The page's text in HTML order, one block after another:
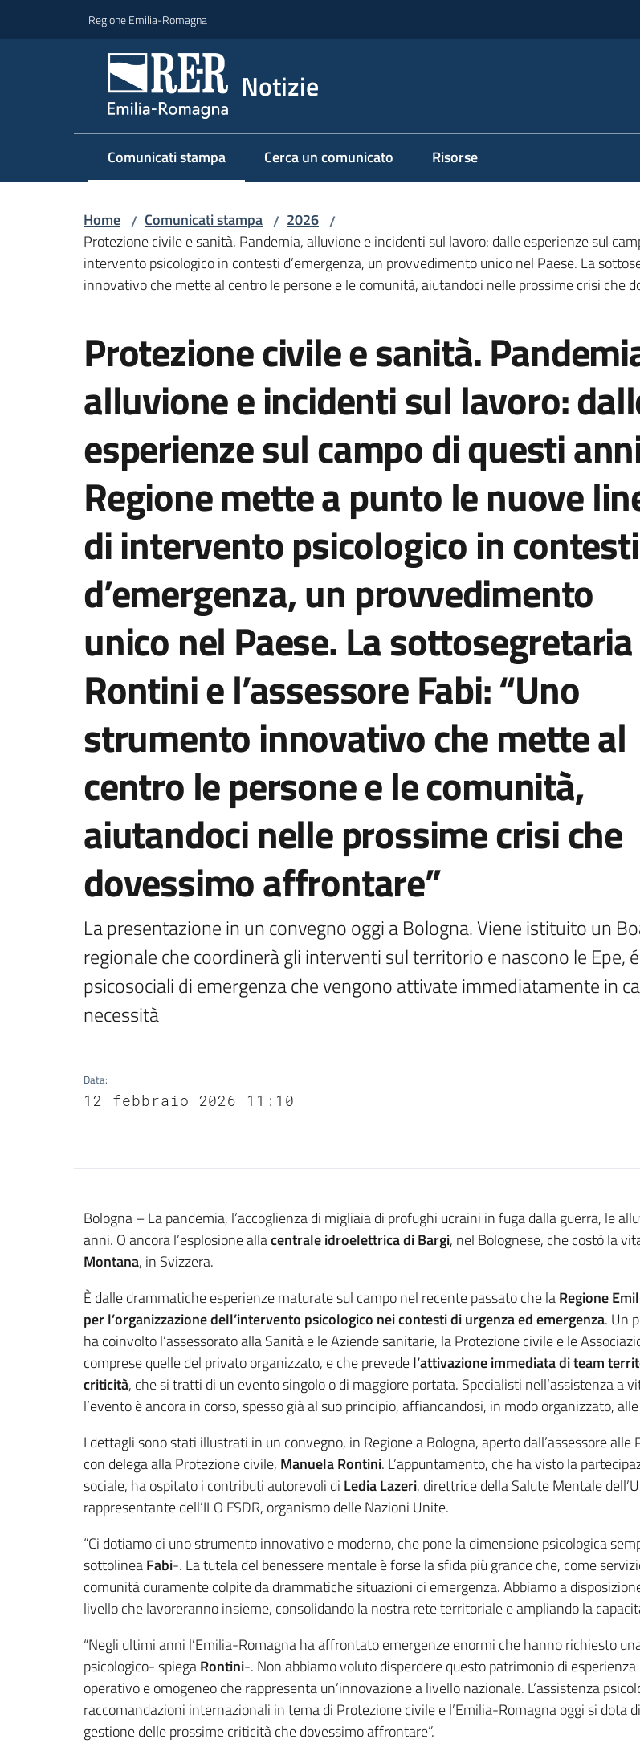
Regione Emilia-Romagna
Notizie
Comunicati stampa
Menu selezionato Cerca un comunicato Risorse
Home / Comunicati stampa / 2026 /
Protezione civile e sanità. Pandemia, alluvione e incidenti sul lavoro: dalle esperienze sul
intervento psicologico in contesti d’emergenza, un provvedimento unico nel Paese. La
innovativo che mette al centro le persone e le comunità, aiutandoci nelle prossime crisi che
Protezione civile e sanità.
alluvione e incidenti sul lavoro:
esperienze sul campo di questi
Regione mette a punto le nuove
di intervento psicologico in contesti
d’emergenza, un provvedimento
unico nel Paese. La sottosegretaria
Rontini e l’assessore Fabi: “Uno
strumento innovativo che mette al
centro le persone e le comunità,
aiutandoci nelle prossime crisi che
dovessimo affrontare”
La presentazione in un convegno oggi a Bologna. Viene istituito un
regionale che coordinerà gli interventi sul territorio e nascono le Epe,
psicosociali di emergenza che vengono attivate immediatamente in
necessità
Data:
12 febbraio 2026 11:10
Contenuto
Bologna – La pandemia, l’accoglienza di migliaia di profughi ucraini in fuga dalla guerra, le
anni. O ancora l’esplosione allacentrale idroelettrica di Bargi, nel Bolognese, che costò la
Montana, in Svizzera.
È dalle drammatiche esperienze maturate sul campo nel recente passato che laRegione
per l’organizzazione dell’intervento psicologico nei contesti di urgenza ed emergenza. Un
ha coinvolto l’assessorato alla Sanità e le Aziende sanitarie, la Protezione civile e le
comprese quelle del privato organizzato, e che prevedel’attivazione immediata di team
criticità, che si tratti di un evento singolo o di maggiore portata. Specialisti nell’assistenza
l’evento è ancora in corso, spesso già al suo principio, affiancandosi, in modo organizzato,
I dettagli sono stati illustrati in un convegno, in Regione a Bologna, aperto dall’assessore alle
con delega alla Protezione civile, Manuela Rontini. L’appuntamento, che ha visto la
sociale, ha ospitato i contributi autorevoli di Ledia Lazeri, direttrice della Salute Mentale
rappresentante dell’ILO FSDR, organismo delle Nazioni Unite.
“Ci dotiamo di uno strumento innovativo e moderno, che pone la dimensione psicologica
sottolineaFabi-. La tutela del benessere mentale è forse la sfida più grande che, come
comunità duramente colpite da drammatiche situazioni di emergenza. Abbiamo a
livello che lavoreranno insieme, consolidando la nostra rete territoriale e ampliando la
“Negli ultimi anni l’Emilia-Romagna ha affrontato emergenze enormi che hanno richiesto
psicologico- spiegaRontini-. Non abbiamo voluto disperdere questo patrimonio di
operativo e omogeneo che rappresenta un’innovazione a livello nazionale. L’assistenza
raccomandazioni internazionali in tema di Protezione civile e l’Emilia-Romagna oggi si
gestione delle prossime criticità che dovessimo affrontare”.